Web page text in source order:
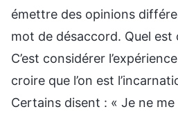
émettre des opinions
mot de désaccord. Quel
C’est considérer
croire que l’on est
Certains disent : « Je ne